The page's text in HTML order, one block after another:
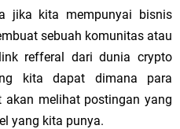
jika kita mempunyai bisnis
sebuah komunitas atau
refferal dari dunia crypto
kita dapat dimana para
akan melihat postingan yang
yang kita punya.